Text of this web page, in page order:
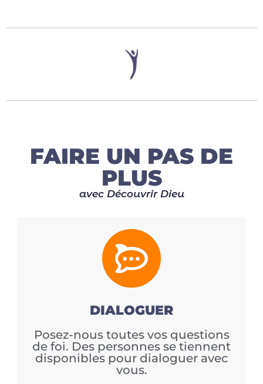
FAIRE UN PAS DE
PLUS
avec Découvrir Dieu
DIALOGUER
Posez-nous toutes vos questions
de foi. Des personnes se tiennent
disponibles pour dialoguer avec
vous.